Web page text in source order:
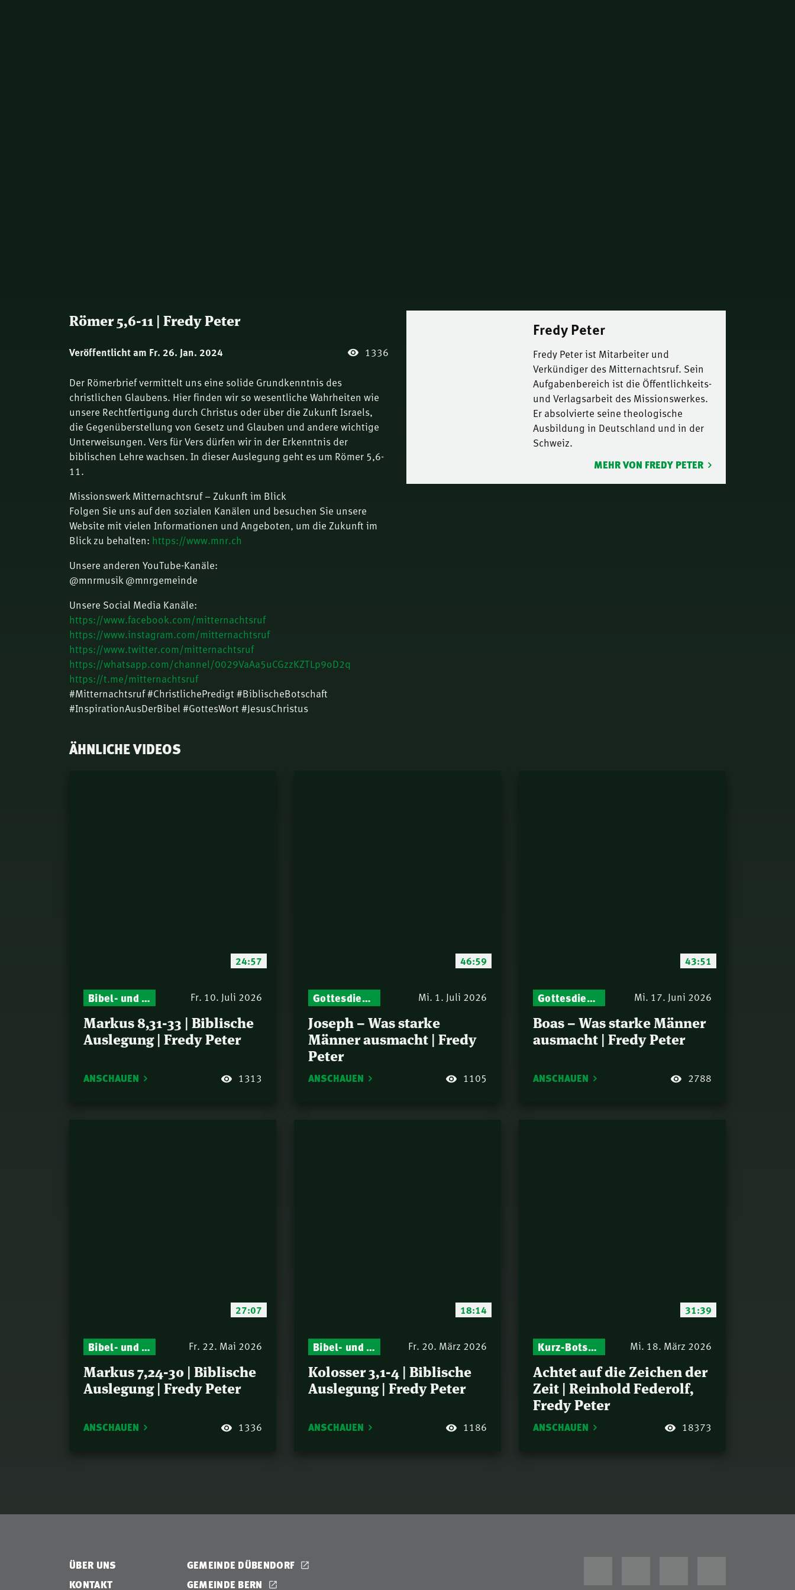
Römer 5,6-11 | Fredy Peter
Veröffentlicht am Fr. 26. Jan. 2024 1336
Der Römerbrief vermittelt uns eine solide Grundkenntnis des
christlichen Glaubens. Hier finden wir so wesentliche Wahrheiten wie
unsere Rechtfertigung durch Christus oder über die Zukunft Israels,
die Gegenüberstellung von Gesetz und Glauben und andere wichtige
Unterweisungen. Vers für Vers dürfen wir in der Erkenntnis der
biblischen Lehre wachsen. In dieser Auslegung geht es um Römer 5,6-
11.
Missionswerk Mitternachtsruf – Zukunft im Blick
Folgen Sie uns auf den sozialen Kanälen und besuchen Sie unsere
Website mit vielen Informationen und Angeboten, um die Zukunft im
Blick zu behalten: https://www.mnr.ch
Unsere anderen YouTube-Kanäle:
@mnrmusik @mnrgemeinde
Unsere Social Media Kanäle:
https://www.facebook.com/mitternachtsruf
https://www.instagram.com/mitternachtsruf
https://www.twitter.com/mitternachtsruf
https://whatsapp.com/channel/0029VaAa5uCGzzKZTLp9oD2q
https://t.me/mitternachtsruf
#Mitternachtsruf #ChristlichePredigt #BiblischeBotschaft
#InspirationAusDerBibel #GottesWort #JesusChristus
Fredy Peter
Fredy Peter ist Mitarbeiter und
Verkündiger des Mitternachtsruf. Sein
Aufgabenbereich ist die Öffentlichkeits-
und Verlagsarbeit des Missionswerkes.
Er absolvierte seine theologische
Ausbildung in Deutschland und in der
Schweiz.
MEHR VON FREDY PETER
ÄHNLICHE VIDEOS
24:57
Bibel- und Gebetsstunde – Jeden Donnerstag neu: Vers-für-Vers-Auslegungen Fr. 10. Juli 2026
Markus 8,31-33 | Biblische
Auslegung | Fredy Peter
ANSCHAUEN 1313
46:59
Gottesdienst-Botschaften – Jeden Sonntag neu: Aktuelle Predigten vom Mitternachtsruf Mi. 1. Juli 2026
Joseph – Was starke
Männer ausmacht | Fredy
Peter
ANSCHAUEN 1105
43:51
Gottesdienst-Botschaften – Jeden Sonntag neu: Aktuelle Predigten vom Mitternachtsruf Mi. 17. Juni 2026
Boas – Was starke Männer
ausmacht | Fredy Peter
ANSCHAUEN 2788
27:07
Bibel- und Gebetsstunde – Jeden Donnerstag neu: Vers-für-Vers-Auslegungen Fr. 22. Mai 2026
Markus 7,24-30 | Biblische
Auslegung | Fredy Peter
ANSCHAUEN 1336
18:14
Bibel- und Gebetsstunde – Jeden Donnerstag neu: Vers-für-Vers-Auslegungen Fr. 20. März 2026
Kolosser 3,1-4 | Biblische
Auslegung | Fredy Peter
ANSCHAUEN 1186
31:39
Kurz-Botschaften – Biblische Impulse mit Zukunft im Blick Mi. 18. März 2026
Achtet auf die Zeichen der
Zeit | Reinhold Federolf,
Fredy Peter
ANSCHAUEN 18373
ÜBER UNS
KONTAKT
GEMEINDE DÜBENDORF
GEMEINDE BERN